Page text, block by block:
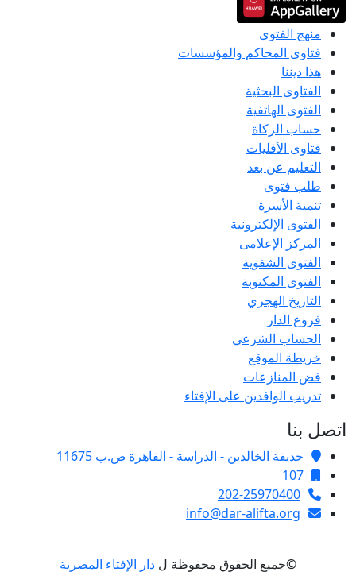
منهج الفتوى
فتاوى المحاكم والمؤسسات
هذا ديننا
الفتاوى البحثية
الفتوى الهاتفية
حساب الزكاة
فتاوى الأقليات
التعليم عن بعد
طلب فتوى
تنمية الأسرة
الفتوى الإلكترونية
المركز الإعلامى
الفتوى الشفوية
الفتوى المكتوبة
التاريخ الهجري
فروع الدار
الحساب الشرعي
خريطة الموقع
فض المنازعات
تدريب الوافدين على الإفتاء
اتصل بنا
حديقة الخالدين - الدراسة - القاهرة ص.ب 11675
107
202-25970400
info@dar-alifta.org
©جميع الحقوق محفوظة ل دار الإفتاء المصرية